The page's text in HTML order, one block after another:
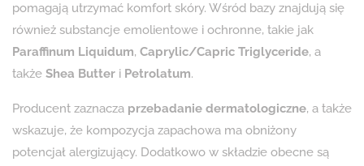
pomagają utrzymać komfort skóry. Wśród bazy znajdują się
również substancje emolientowe i ochronne, takie jak
Paraffinum Liquidum, Caprylic/Capric Triglyceride, a
także Shea Butter i Petrolatum.
Producent zaznacza przebadanie dermatologiczne, a także
wskazuje, że kompozycja zapachowa ma obniżony
potencjał alergizujący. Dodatkowo w składzie obecne są